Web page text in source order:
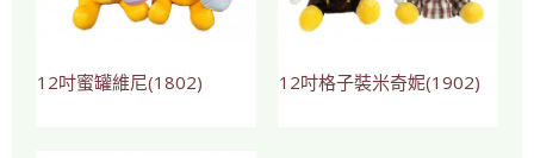
12吋蜜罐維尼(1802) 12吋格子裝米奇妮(1902)